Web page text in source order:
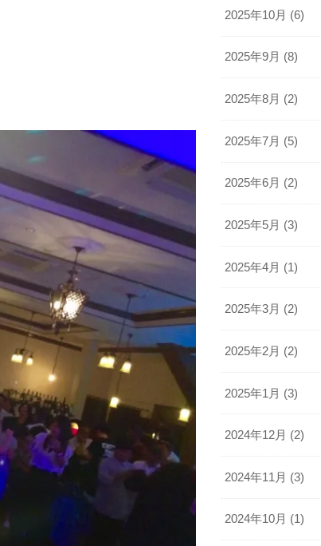
2025年10月 (6)
2025年9月 (8)
2025年8月 (2)
2025年7月 (5)
2025年6月 (2)
2025年5月 (3)
2025年4月 (1)
2025年3月 (2)
2025年2月 (2)
2025年1月 (3)
2024年12月 (2)
2024年11月 (3)
2024年10月 (1)